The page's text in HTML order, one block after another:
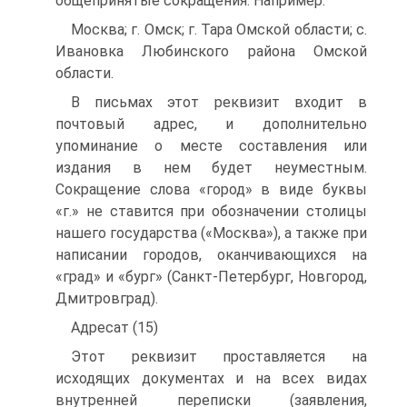
Москва; г. Омск; г. Тара Омской области; с.
Ивановка Любинского района Омской
области.
В письмах этот реквизит входит в
почтовый адрес, и дополнительно
упоминание о месте составления или
издания в нем будет неуместным.
Сокращение слова «город» в виде буквы
«г.» не ставится при обозначении столицы
нашего государства («Москва»), а также при
написании городов, оканчивающихся на
«град» и «бург» (Санкт-Петербург, Новгород,
Дмитровград).
Адресат (15)
Этот реквизит проставляется на
исходящих документах и на всех видах
внутренней переписки (заявления,